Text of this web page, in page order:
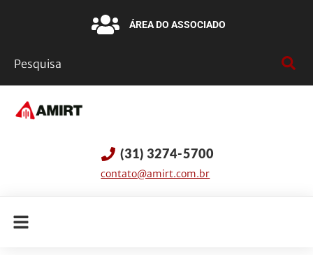
ÁREA DO ASSOCIADO
(31) 3274-5700
contato@amirt.com.br